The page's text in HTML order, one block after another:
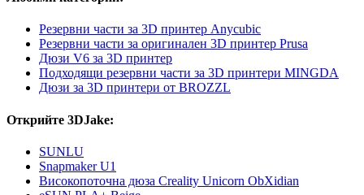
Резервни части за 3D принтер Anycubic
Резервни части за оригинален 3D принтер Prusa
Дюзи V6 за 3D принтер
Подходящи резервни части за 3D принтери MINGDA
Дюзи за 3D принтери от BROZZL
Открийте 3DJake:
SUNLU
Snapmaker U1
Високопоточна дюза Creality Unicorn ObXidian